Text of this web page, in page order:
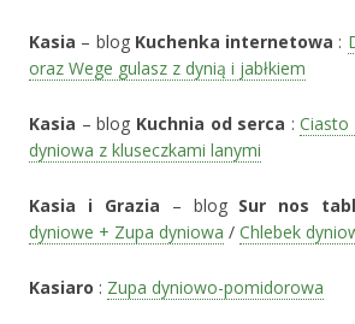
Kasia – blog Kuchenka internetowa :
oraz Wege gulasz z dynią i jabłkiem
Kasia – blog Kuchnia od serca :Ciasto
dyniowa z kluseczkami lanymi
Kasia i Grazia – blog Sur nos
dyniowe + Zupa dyniowa / Chlebek
Kasiaro : Zupa dyniowo-pomidorowa